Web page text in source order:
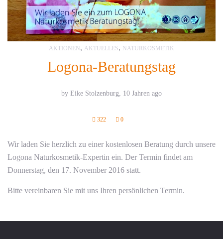
AKTIONEN, AKTUELLES, NATURKOSMETIK
Logona-Beratungstag
by Eike Stolzenburg, 10 Jahren ago
322 0
Wir laden Sie herzlich zu einer kostenlosen Beratung durch unsere
Logona Naturkosmetik-Expertin ein. Der Termin findet am
Donnerstag, den 17. November 2016 statt.
Bitte vereinbaren Sie mit uns Ihren persönlichen Termin.